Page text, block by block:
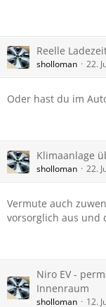
Reelle
sholloman 22.
Oder hast du im
Klimaanlage
sholloman 22.
Vermute auch
vorsorglich aus und
Niro EV -
Innenraum
sholloman 12.